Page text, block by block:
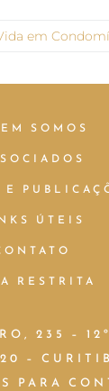
em
SOMOS
E
ÚTEIS
RESTRITA
235 –
–
PARA